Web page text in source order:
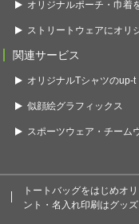
オリジナルポーチ・巾着
ストリートウェアにオリ
関連サービス
オリジナルTシャツのup-t
似顔絵グラフィックス
スポーツウェア・チーム
トートバッグをはじめオ
ント・名入れ印刷はグッ